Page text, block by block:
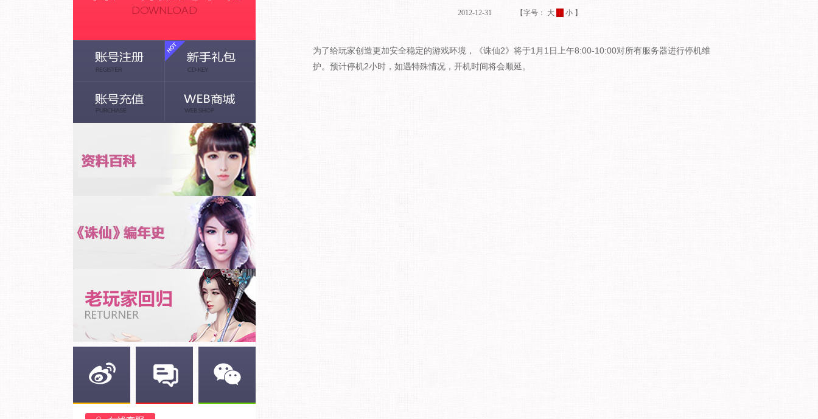
2012-12-31 【字号： 大 中 小 】
为了给玩家创造更加安全稳定的游戏环境，《诛仙2》将于1月1日上午8:00-10:00对所有服务器进行停机维
护。预计停机2小时，如遇特殊情况，开机时间将会顺延。